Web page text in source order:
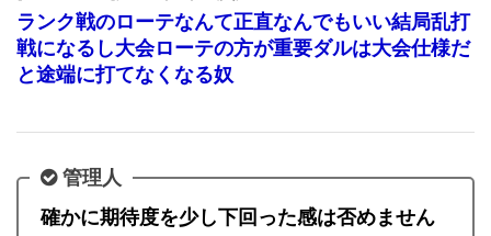
ランク戦のローテなんて正直なんでもいい結局乱打
戦になるし大会ローテの方が重要ダルは大会仕様だ
と途端に打てなくなる奴
管理人
確かに期待度を少し下回った感は否めません